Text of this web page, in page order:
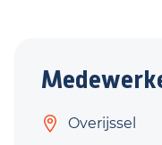
Overijssel